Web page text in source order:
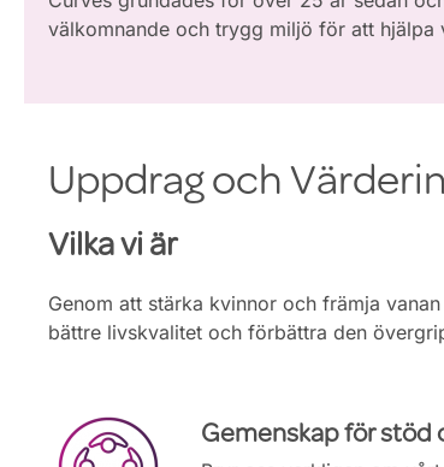
välkomnande och trygg miljö för att hjälpa
Uppdrag och
Vilka vi är
Genom att stärka kvinnor och främja
bättre livskvalitet och förbättra den
Gemenskap för stöd